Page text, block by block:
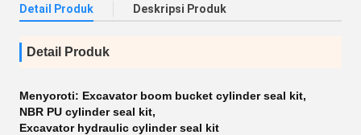
Detail Produk Deskripsi Produk
Detail Produk
Menyoroti: Excavator boom bucket cylinder seal kit,
NBR PU cylinder seal kit,
Excavator hydraulic cylinder seal kit